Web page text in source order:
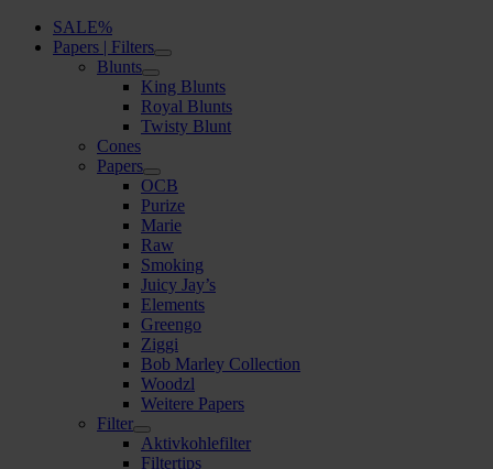
SALE%
Papers | Filters
Blunts
King Blunts
Royal Blunts
Twisty Blunt
Cones
Papers
OCB
Purize
Marie
Raw
Smoking
Juicy Jay’s
Elements
Greengo
Ziggi
Bob Marley Collection
Woodzl
Weitere Papers
Filter
Aktivkohlefilter
Filtertips